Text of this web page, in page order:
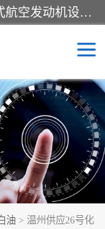
航空煤油（Jet Fuel）是专门为喷气式航空发动机设计的高纯度燃料，主要分为Jet A、Jet A-1和Jet B等类型。其特点是闪点高、低温流动性好，并添加了抗静电剂和抗氧化剂以确保飞行安全。航空煤油需
油 > 温州供应26号化
溶剂油
溶剂油
剂油